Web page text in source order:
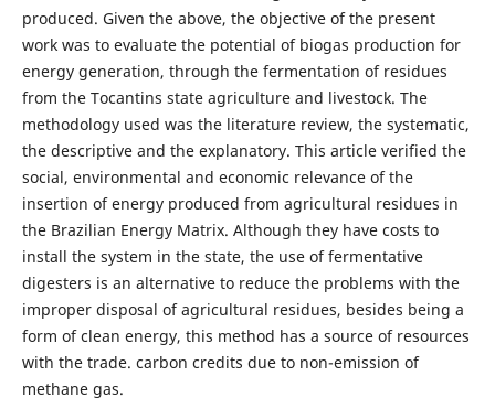
produced. Given the above, the objective of the present
work was to evaluate the potential of biogas production for
energy generation, through the fermentation of residues
from the Tocantins state agriculture and livestock. The
methodology used was the literature review, the systematic,
the descriptive and the explanatory. This article verified the
social, environmental and economic relevance of the
insertion of energy produced from agricultural residues in
the Brazilian Energy Matrix. Although they have costs to
install the system in the state, the use of fermentative
digesters is an alternative to reduce the problems with the
improper disposal of agricultural residues, besides being a
form of clean energy, this method has a source of resources
with the trade. carbon credits due to non-emission of
methane gas.